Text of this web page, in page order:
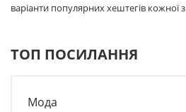
варіанти популярних хештегів кожної
ТОП ПОСИЛАННЯ
Мода